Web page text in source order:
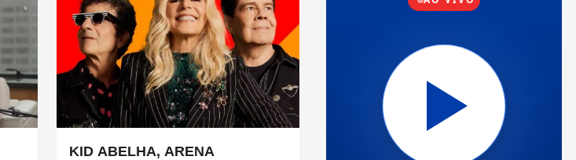
KID ABELHA, ARENA